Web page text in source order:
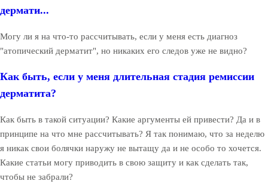
дермати...
Могу ли я на что-то рассчитывать, если у меня есть диагноз
"атопический дерматит", но никаких его следов уже не видно?
Как быть, если у меня длительная стадия ремиссии
дерматита?
Как быть в такой ситуации? Какие аргументы ей привести? Да и в
принципе на что мне рассчитывать? Я так понимаю, что за неделю
я никак свои болячки наружу не вытащу да и не особо то хочется.
Какие статьи могу приводить в свою защиту и как сделать так,
чтобы не забрали?